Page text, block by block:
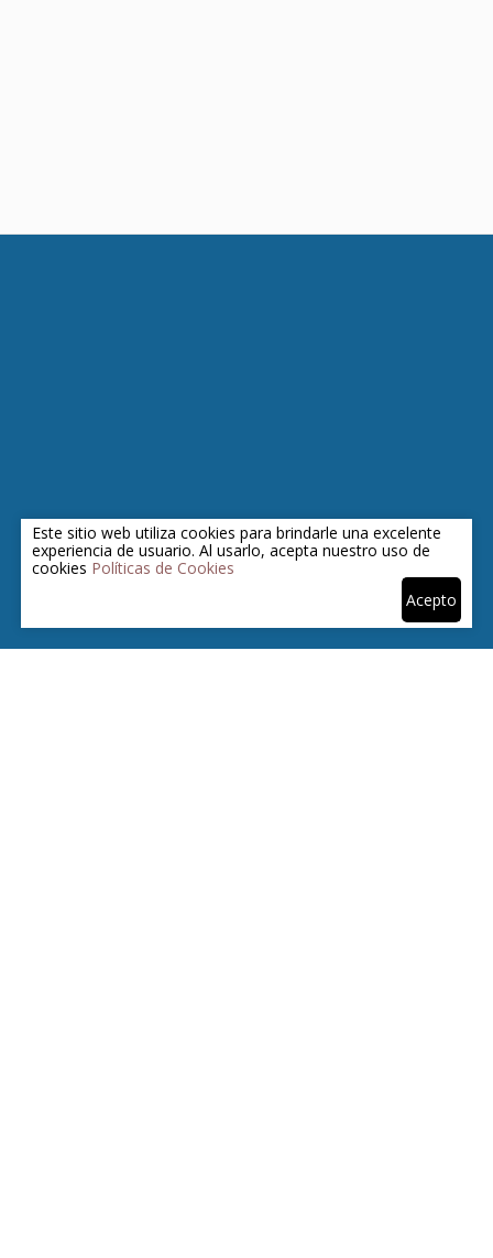
Este sitio web utiliza cookies para brindarle una excelente
experiencia de usuario. Al usarlo, acepta nuestro uso de
cookies Políticas de Cookies
Acepto
SUSCRíBETE A NUESTRO NEWSLETTER
Sé el primero en conocer nuevas colecciones, ofertas